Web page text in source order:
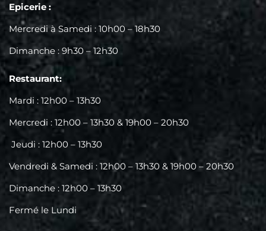
Epicerie :
Mercredi à Samedi : 10h00 – 18h30
Dimanche : 9h30 – 12h30
Restaurant:
Mardi : 12h00 – 13h30
Mercredi : 12h00 – 13h30 & 19h00 – 20h30
Jeudi : 12h00 – 13h30
Vendredi & Samedi : 12h00 – 13h30 & 19h00 – 20h30
Dimanche : 12h00 – 13h30
Fermé le Lundi